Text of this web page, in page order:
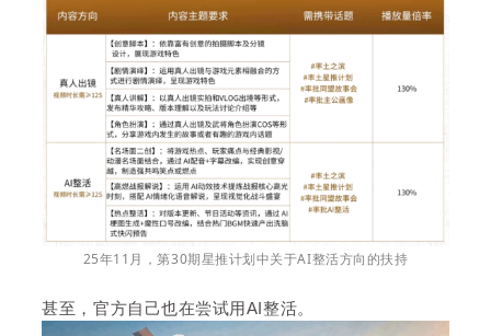
25年11月，第30期星推计划中关于AI整活方向的扶持
甚至，官方自己也在尝试用AI整活。